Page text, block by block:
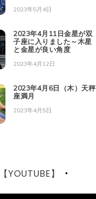
2023年5月4日
2023年4月11日金星が双
子座に入りました～木星
と金星が良い角度
2023年4月12日
2023年4月6日（木）天秤
座満月
2023年4月5日
【YOUTUBE】